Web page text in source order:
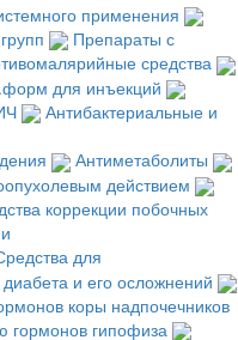
применения
Препараты с
средства
для инъекций
Антибактериальные и
Антиметаболиты
действием
коррекции побочных
для
и его осложнений
коры надпочечников
гормонов гипофиза